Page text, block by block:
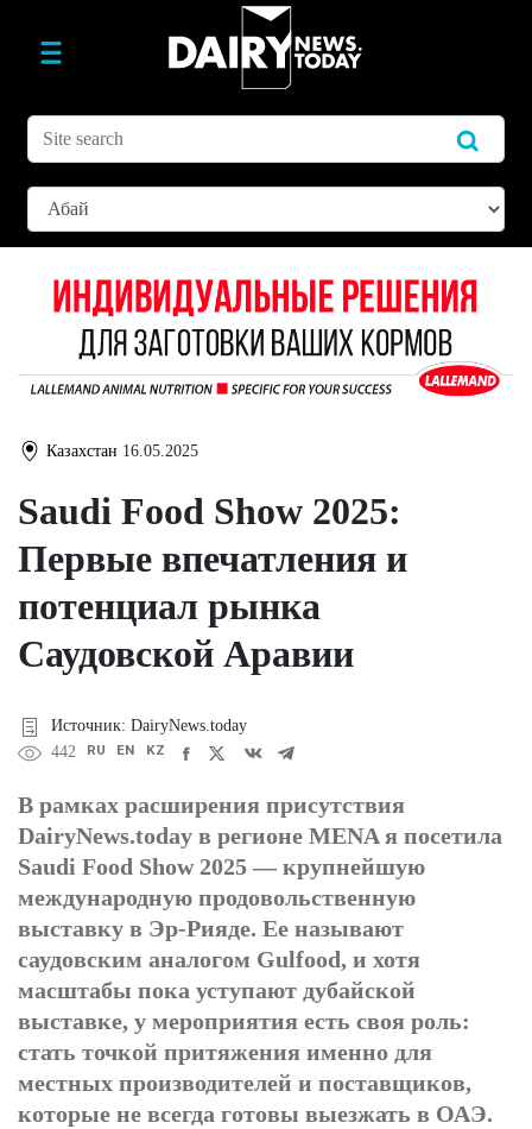
Казахстан 16.05.2025
Saudi Food Show 2025:
Первые впечатления и
потенциал рынка
Саудовской Аравии
Источник: DairyNews.today
442
RU EN KZ
В рамках расширения присутствия
DairyNews.today в регионе MENA я посетила
Saudi Food Show 2025 — крупнейшую
международную продовольственную
выставку в Эр-Рияде. Ее называют
саудовским аналогом Gulfood, и хотя
масштабы пока уступают дубайской
выставке, у мероприятия есть своя роль:
стать точкой притяжения именно для
местных производителей и поставщиков,
которые не всегда готовы выезжать в ОАЭ.